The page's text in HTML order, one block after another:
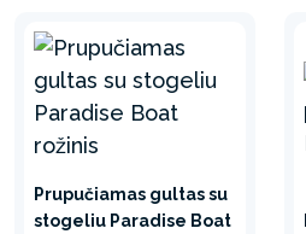
Prupučiamas gultas su
stogeliu Paradise Boat